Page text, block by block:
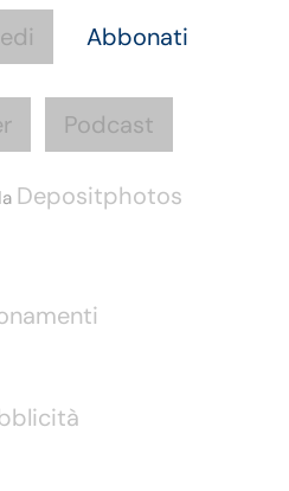
Abbonati
Podcast
Depositphotos